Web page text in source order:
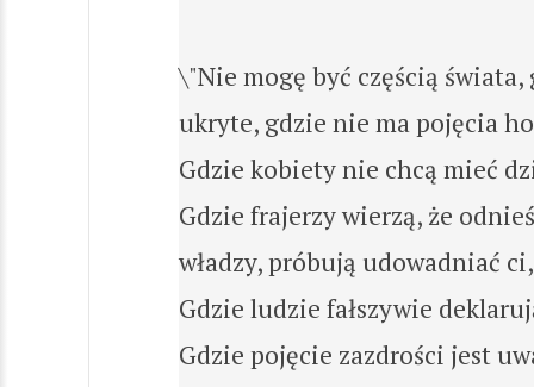
\"Nie mogę być częścią
ukryte, gdzie nie ma pojęcia
Gdzie kobiety nie chcą mieć
Gdzie frajerzy wierzą, że
władzy, próbują udowadniać
Gdzie ludzie fałszywie
Gdzie pojęcie zazdrości jest